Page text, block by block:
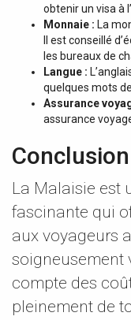
obtenir un visa à
Monnaie : La
Il est conseillé
les bureaux de
Langue :
quelques mots
Assurance
assurance
Conclusion
La Malaisie est
fascinante qui
aux voyageurs
soigneusement
compte des
pleinement de